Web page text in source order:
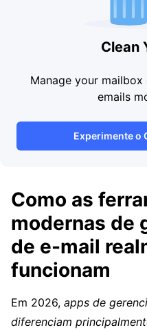
Clean
Manage your
emails
Experimente o
Como as
modernas de
de e-mail
funcionam
Em 2026, apps de
diferenciam